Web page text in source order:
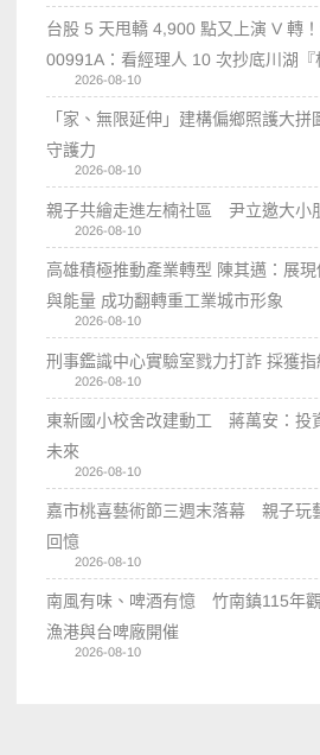
台股 5 天甩轎 4,900 點又上演 V 轉
00991A：看經理人 10 次抄底川湖『
2026-08-10
「家、無限延伸」建構偏鄉照護大
守護力
2026-08-10
親子共繪走進左楠社區 尹立邀大小
2026-08-10
高雄積極推動產業轉型 陳其邁：展
與能量 成功翻轉重工業城市形象
2026-08-10
刑事鑑識中心實驗室戮力打詐 採獲
2026-08-10
東新國小校舍改建動工 蔣萬安：投
未來
2026-08-10
嘉市桃喜藝術節三週末落幕 親子玩
回憶
2026-08-10
南風有味、啤酒有憶 竹南鎮115年
漁港與台啤廠開催
2026-08-10